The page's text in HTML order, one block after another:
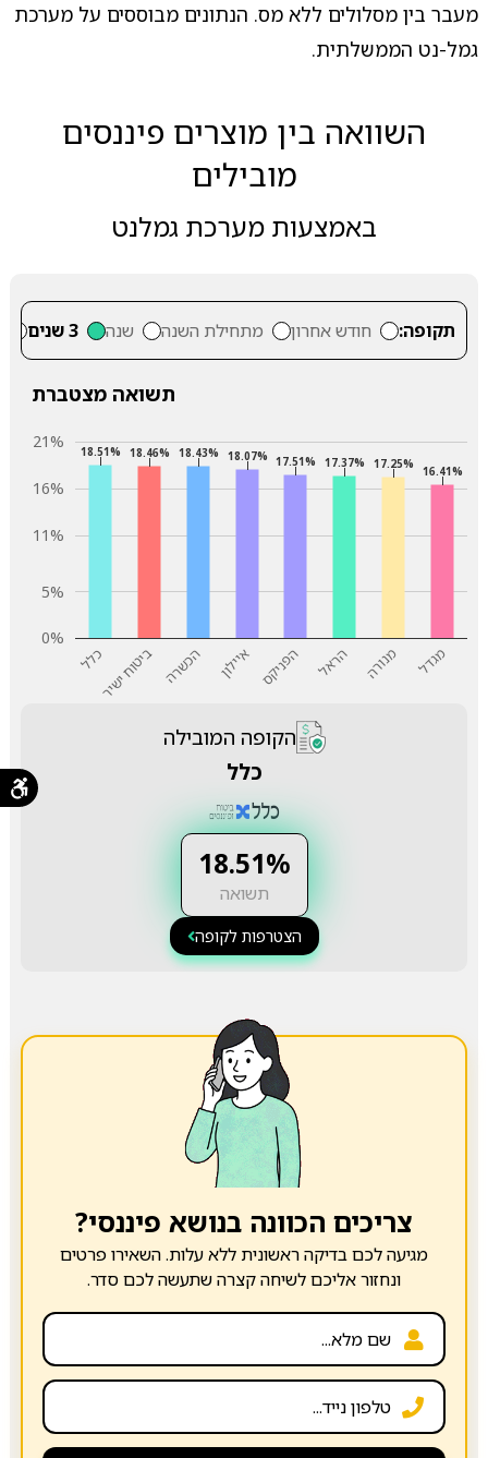
מעבר בין מסלולים ללא מס. הנתונים מבוססים על מערכת
גמל-נט הממשלתית.
השוואה בין מוצרים פיננסים
מובילים
באמצעות מערכת גמלנט
תקופה: חודש אחרון מתחילת השנה שנה 3 שנים
תשואה מצטברת
כללביטוח ישיר הכשרה איילון הפניקס הראל מנורה מגדל
0%
5%
11%
16%
21% 18.51% 18.46% 18.43% 18.07% 17.51% 17.37% 17.25%
16.41%
הקופה המובילה
כלל
18.51%
תשואה
הצטרפות לקופה
צריכים הכוונה בנושא פיננסי?
מגיעה לכם בדיקה ראשונית ללא עלות. השאירו פרטים
ונחזור אליכם לשיחה קצרה שתעשה לכם סדר.